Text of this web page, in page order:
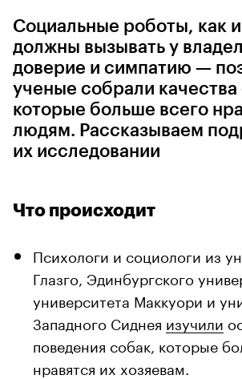
Социальные роботы, как
должны вызывать у
доверие и симпатию —
ученые собрали качества
которые больше всего
людям. Рассказываем
их исследовании
Что происходит
Психологи и социологи из
Глазго, Эдинбургского
университета Маккуори и
Западного Сиднея изучили
поведения собак, которые
нравятся их хозяевам.